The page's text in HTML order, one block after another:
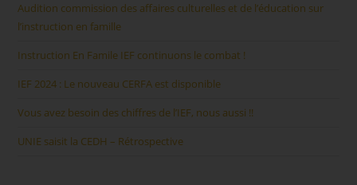
Audition commission des affaires culturelles et de l’éducation sur
l’instruction en famille
Instruction En Famile IEF continuons le combat !
IEF 2024 : Le nouveau CERFA est disponible
Vous avez besoin des chiffres de l’IEF, nous aussi !!
UNIE saisit la CEDH – Rétrospective